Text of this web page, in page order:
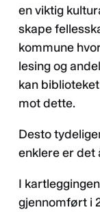
en viktig
skape
kommune
lesing og
kan
mot dette.
Desto
enklere er det
I
gjennomført i